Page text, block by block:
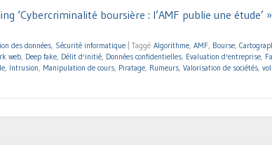
‘Cybercriminalité boursière : l’AMF publie une étude’ »
des données, Sécurité informatique Taggé Algorithme, AMF, Bourse,
web, Deep fake, Délit d'initié, Données confidentielles, Evaluation d'entreprise,
, Intrusion, Manipulation de cours, Piratage, Rumeurs, Valorisation de sociétés,